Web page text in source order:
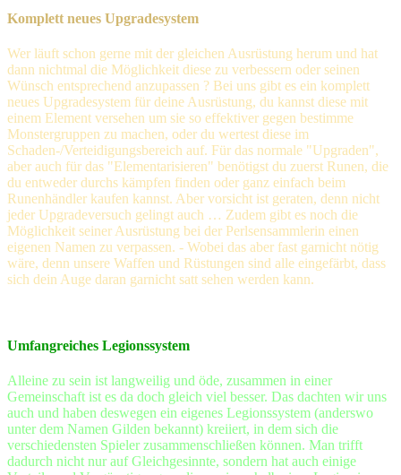
Komplett neues Upgradesystem
Wer läuft schon gerne mit der gleichen Ausrüstung herum und hat
dann nichtmal die Möglichkeit diese zu verbessern oder seinen
Wünsch entsprechend anzupassen ? Bei uns gibt es ein komplett
neues Upgradesystem für deine Ausrüstung, du kannst diese mit
einem Element versehen um sie so effektiver gegen bestimme
Monstergruppen zu machen, oder du wertest diese im
Schaden-/Verteidigungsbereich auf. Für das normale "Upgraden",
aber auch für das "Elementarisieren" benötigst du zuerst Runen, die
du entweder durchs kämpfen finden oder ganz einfach beim
Runenhändler kaufen kannst. Aber vorsicht ist geraten, denn nicht
jeder Upgradeversuch gelingt auch … Zudem gibt es noch die
Möglichkeit seiner Ausrüstung bei der Perlsensammlerin einen
eigenen Namen zu verpassen. - Wobei das aber fast garnicht nötig
wäre, denn unsere Waffen und Rüstungen sind alle eingefärbt, dass
sich dein Auge daran garnicht satt sehen werden kann.
Umfangreiches Legionssystem
Alleine zu sein ist langweilig und öde, zusammen in einer
Gemeinschaft ist es da doch gleich viel besser. Das dachten wir uns
auch und haben deswegen ein eigenes Legionssystem (anderswo
unter dem Namen Gilden bekannt) kreiiert, in dem sich die
verschiedensten Spieler zusammenschließen können. Man trifft
dadurch nicht nur auf Gleichgesinnte, sondern hat auch einige